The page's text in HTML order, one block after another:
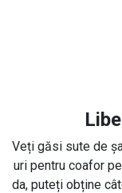
Veți găsi sute de
uri pentru coafor
da, puteți obține